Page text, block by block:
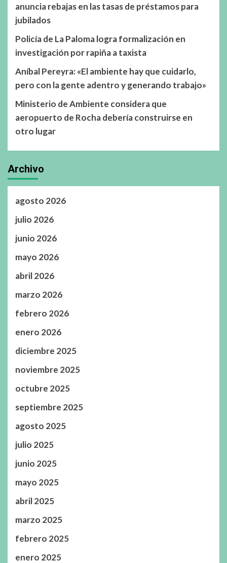
anuncia rebajas en las tasas de préstamos para
jubilados
Policía de La Paloma logra formalización en
investigación por rapiña a taxista
Aníbal Pereyra: «El ambiente hay que cuidarlo,
pero con la gente adentro y generando trabajo»
Ministerio de Ambiente considera que
aeropuerto de Rocha debería construirse en
otro lugar
Archivo
agosto 2026
julio 2026
junio 2026
mayo 2026
abril 2026
marzo 2026
febrero 2026
enero 2026
diciembre 2025
noviembre 2025
octubre 2025
septiembre 2025
agosto 2025
julio 2025
junio 2025
mayo 2025
abril 2025
marzo 2025
febrero 2025
enero 2025